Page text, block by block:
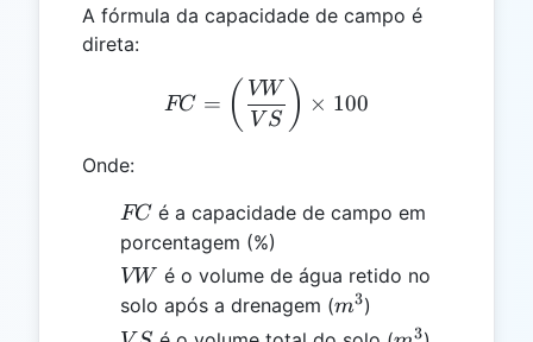
A fórmula da capacidade de campo é
direta:
FC =
FC = ( V S
VW ) × 100
Onde:
FC
FC é a capacidade de campo em
porcentagem (%)
VW
VW é o volume de água retido no
solo após a drenagem (m^3
m3)
3